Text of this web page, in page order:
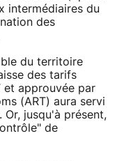
intermédiaires du
des
du territoire
des tarifs
et approuvée par
(ART) aura servi
Or, jusqu'à présent,
de